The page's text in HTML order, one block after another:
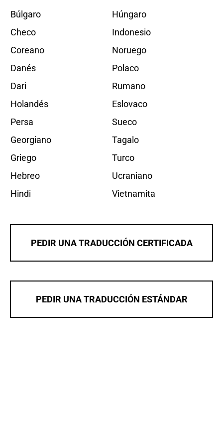
Búlgaro
Checo
Coreano
Danés
Dari
Holandés
Persa
Georgiano
Griego
Hebreo
Hindi
Húngaro
Indonesio
Noruego
Polaco
Rumano
Eslovaco
Sueco
Tagalo
Turco
Ucraniano
Vietnamita
PEDIR UNA TRADUCCIÓN CERTIFICADA
PEDIR UNA TRADUCCIÓN ESTÁNDAR